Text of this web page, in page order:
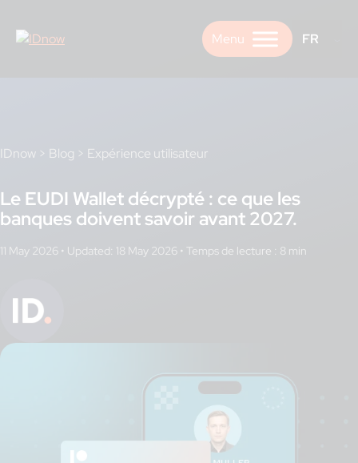
content
FR
IDnow > Blog > Expérience utilisateur
Le EUDI Wallet décrypté : ce que les
banques doivent savoir avant 2027.
11 May 2026 • Updated: 18 May 2026 •